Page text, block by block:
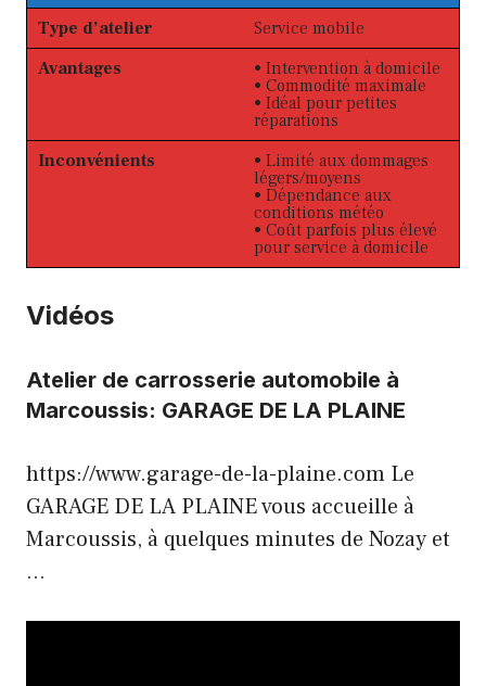
Type d’atelier
Service mobile
Avantages
• Intervention à domicile
• Commodité maximale
• Idéal pour petites
réparations
Inconvénients
• Limité aux dommages
légers/moyens
• Dépendance aux
conditions météo
• Coût parfois plus élevé
pour service à domicile
Vidéos
Atelier de carrosserie automobile à
Marcoussis: GARAGE DE LA PLAINE
https://www.garage-de-la-plaine.com Le
GARAGE DE LA PLAINE vous accueille à
Marcoussis, à quelques minutes de Nozay et
…